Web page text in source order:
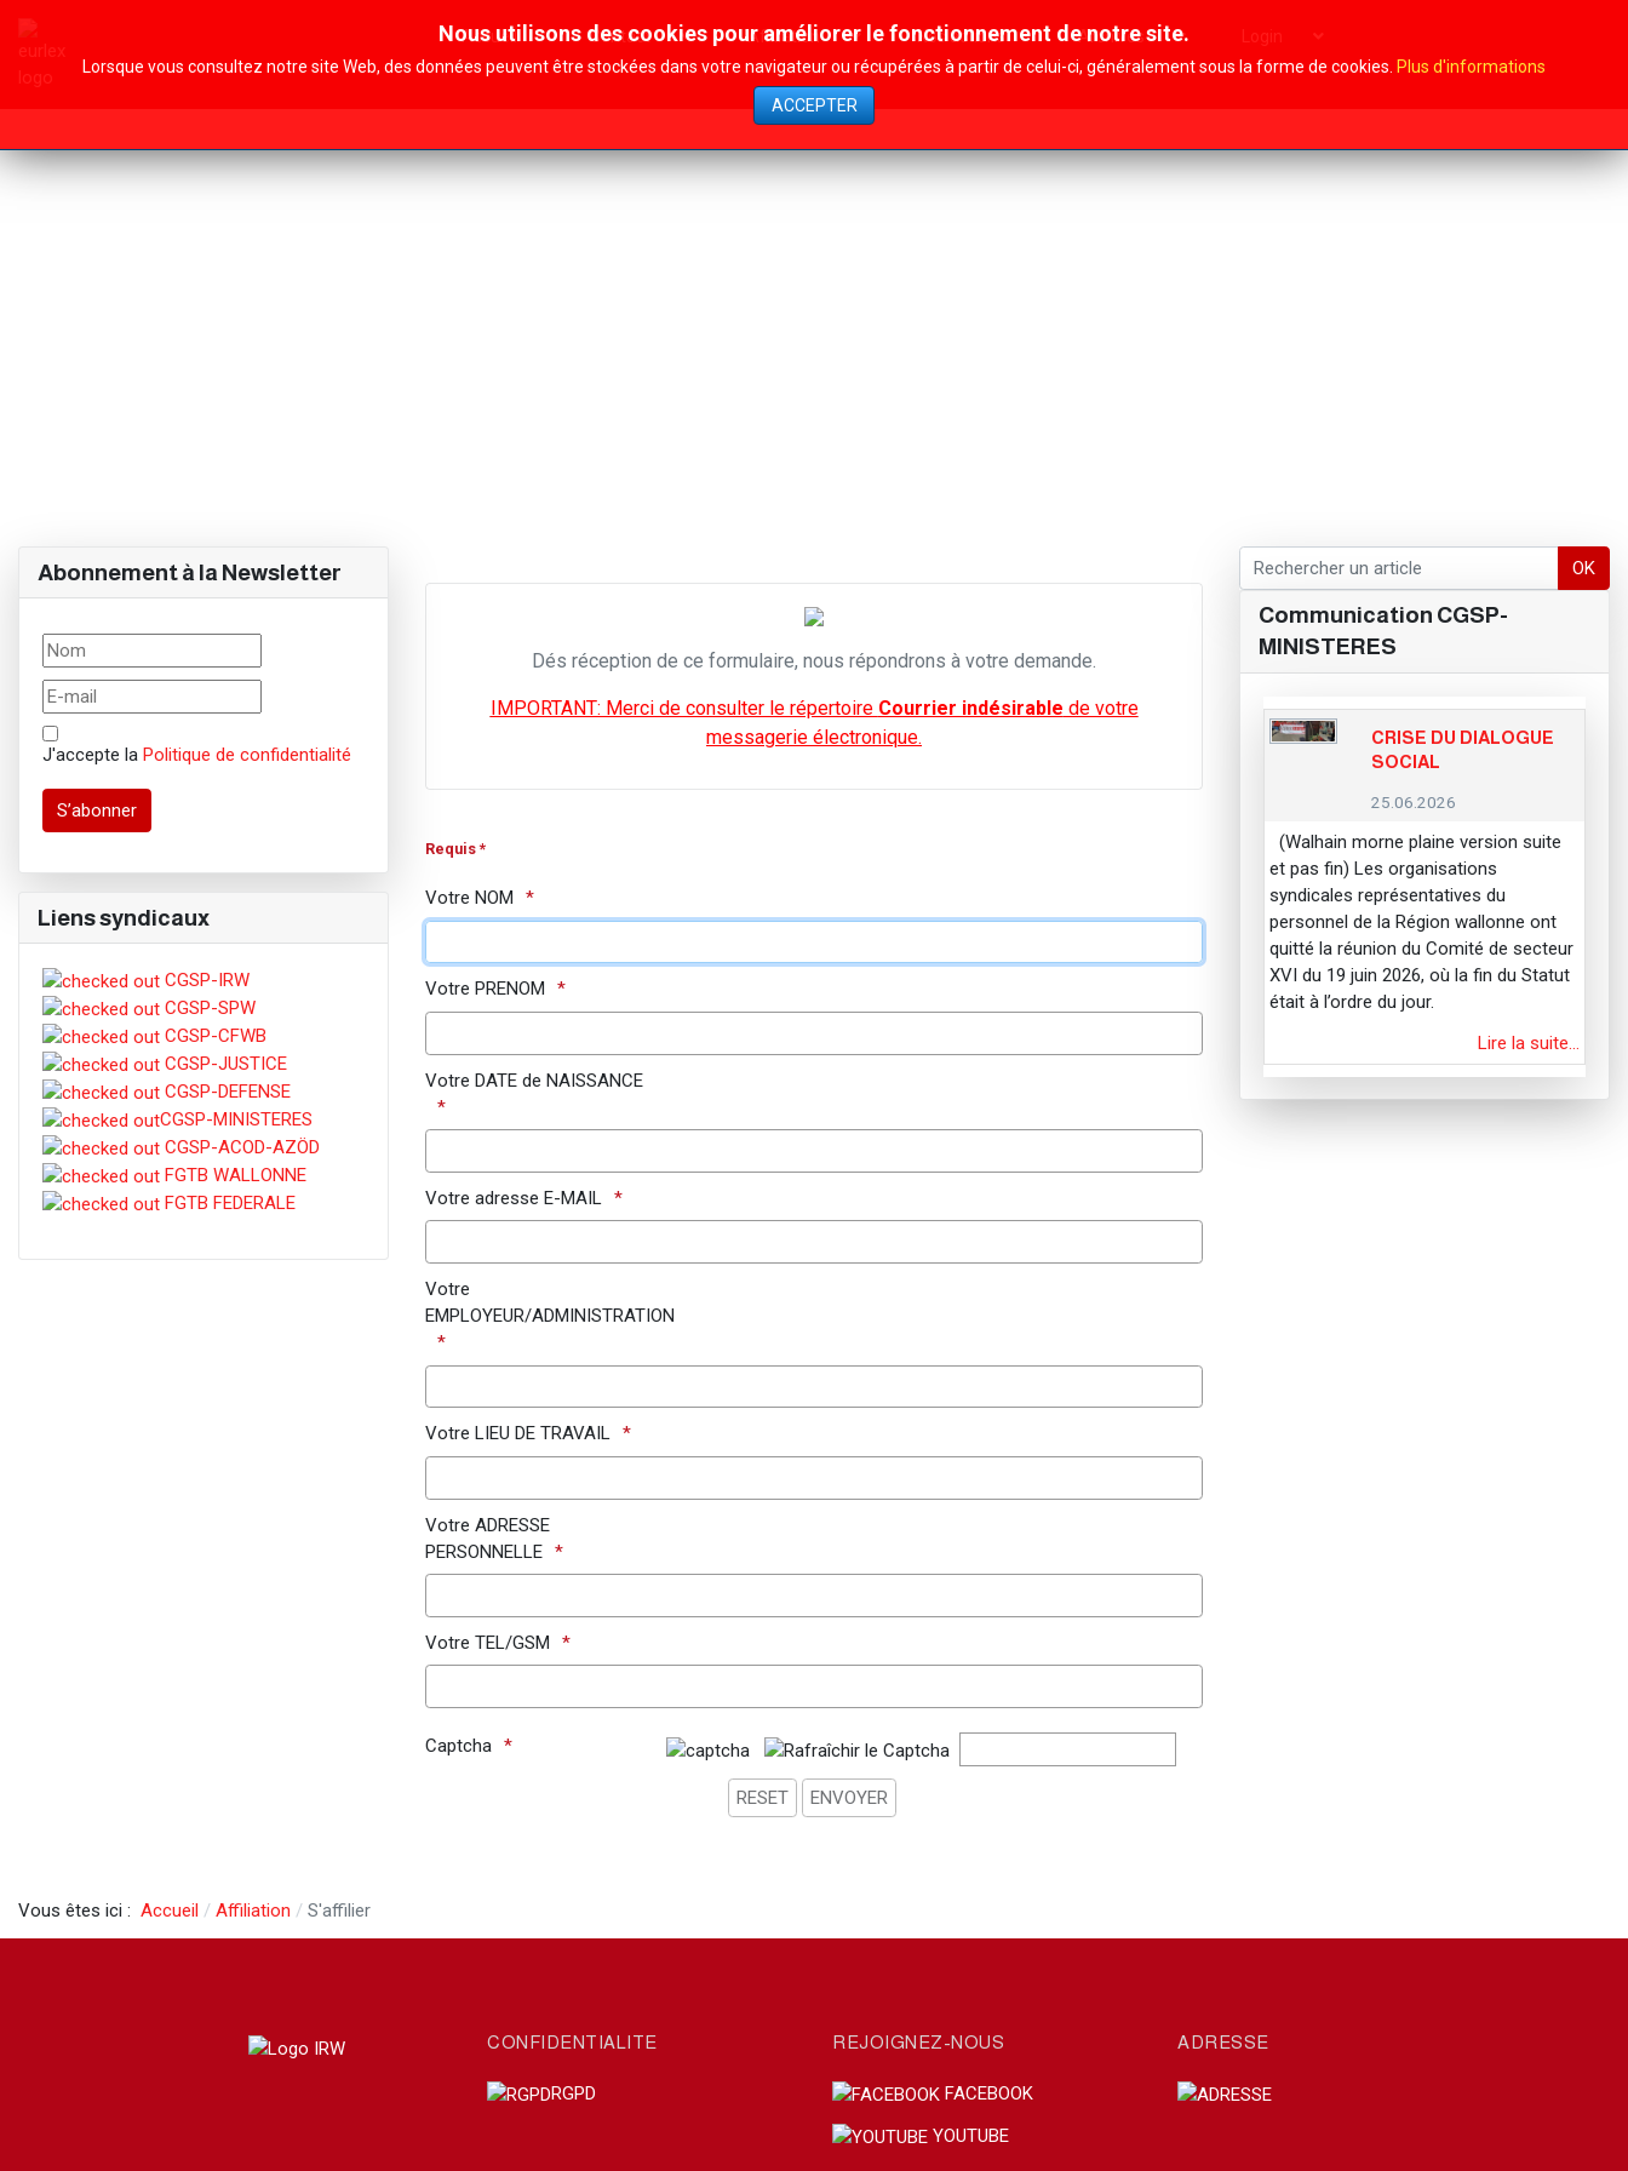
Accueil Contact Affiliation Nos actions Archives Login
Dés réception de ce formulaire, nous répondrons à votre demande.
IMPORTANT: Merci de consulter le répertoire Courrier indésirable de votre
messagerie électronique.
Requis *
Votre NOM
Votre PRENOM
Votre DATE de NAISSANCE
Votre adresse E-MAIL
Votre
EMPLOYEUR/ADMINISTRATION
Votre LIEU DE TRAVAIL
Votre ADRESSE
PERSONNELLE
Votre TEL/GSM
Captcha
Abonnement à la Newsletter
J'accepte la Politique de confidentialité
S’abonner
Liens syndicaux
CGSP-IRW
CGSP-SPW
CGSP-CFWB
CGSP-JUSTICE
CGSP-DEFENSE
CGSP-MINISTERES
CGSP-ACOD-AZÖD
FGTB WALLONNE
FGTB FEDERALE
OK
Communication CGSP-
MINISTERES
CRISE DU DIALOGUE
SOCIAL
25.06.2026
(Walhain morne plaine version suite
et pas fin) Les organisations
syndicales représentatives du
personnel de la Région wallonne ont
quitté la réunion du Comité de secteur
XVI du 19 juin 2026, où la fin du Statut
était à l’ordre du jour.
Lire la suite…
Vous êtes ici : Accueil Affiliation S'affilier
CONFIDENTIALITE
RGPD
REJOIGNEZ-NOUS
FACEBOOK
YOUTUBE
ADRESSE
Nous utilisons des cookies pour améliorer le fonctionnement de notre site.
Lorsque vous consultez notre site Web, des données peuvent être stockées dans votre navigateur ou récupérées à partir de celui-ci, généralement sous la forme de cookies. Plus d'informations
ACCEPTER